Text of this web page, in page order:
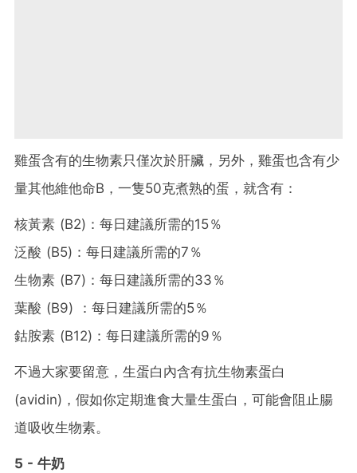
雞蛋含有的生物素只僅次於肝臟，另外，雞蛋也含有少
量其他維他命B，一隻50克煮熟的蛋，就含有：
核黃素 (B2)：每日建議所需的15％
泛酸 (B5)：每日建議所需的7％
生物素 (B7)：每日建議所需的33％
葉酸 (B9) ：每日建議所需的5％
鈷胺素 (B12)：每日建議所需的9％
不過大家要留意，生蛋白內含有抗生物素蛋白
(avidin)，假如你定期進食大量生蛋白，可能會阻止腸
道吸收生物素。
5 - 牛奶